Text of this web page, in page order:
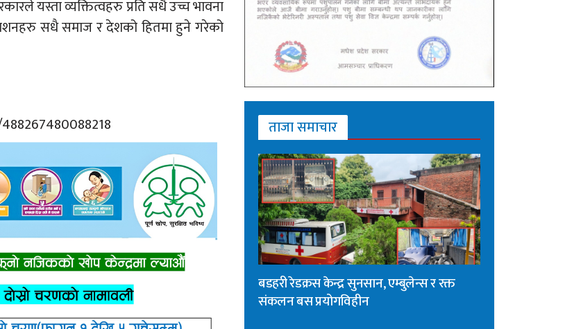
यस्ता व्यक्तित्वहरु प्रति सधै उच्च भावना
सधै समाज र देशको हितमा हुने गरेको
ताजा समाचार
बडहरी रेडक्रस केन्द्र सुनसान, एम्बुलेन्स र रक्त
संकलन बस प्रयोगविहीन